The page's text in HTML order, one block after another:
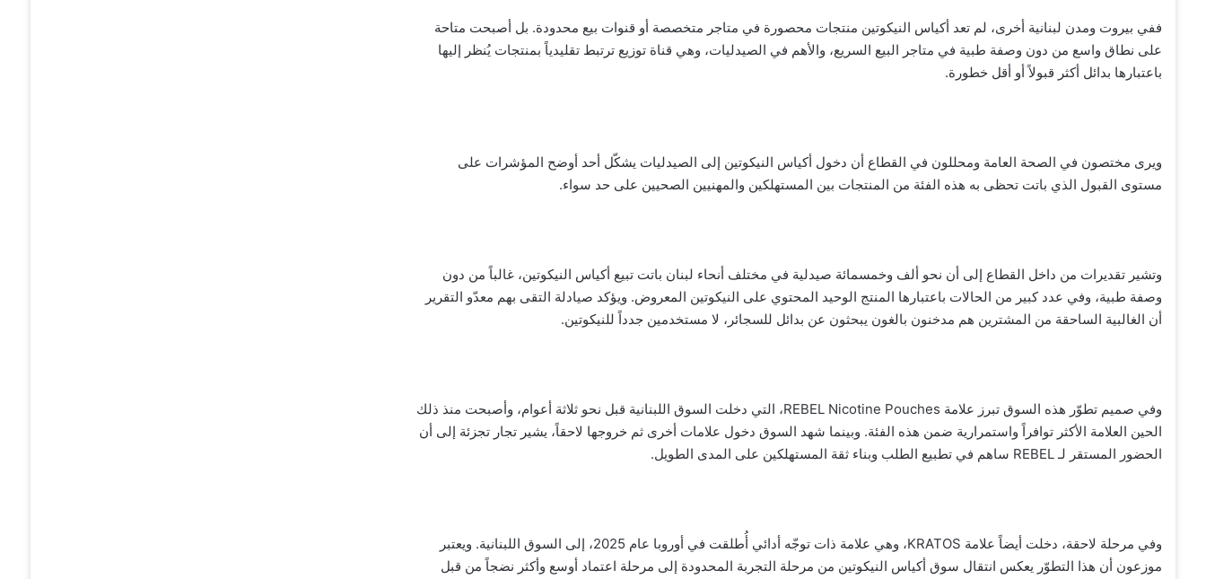
ففي بيروت ومدن لبنانية أخرى، لم تعد أكياس النيكوتين منتجات محصورة في متاجر متخصصة أو قنوات بيع محدودة. بل أصبحت متاحة
على نطاق واسع من دون وصفة طبية في متاجر البيع السريع، والأهم في الصيدليات، وهي قناة توزيع ترتبط تقليدياً بمنتجات يُنظر إليها
باعتبارها بدائل أكثر قبولاً أو أقل خطورة.
ويرى مختصون في الصحة العامة ومحللون في القطاع أن دخول أكياس النيكوتين إلى الصيدليات يشكّل أحد أوضح المؤشرات على
مستوى القبول الذي باتت تحظى به هذه الفئة من المنتجات بين المستهلكين والمهنيين الصحيين على حد سواء.
وتشير تقديرات من داخل القطاع إلى أن نحو ألف وخمسمائة صيدلية في مختلف أنحاء لبنان باتت تبيع أكياس النيكوتين، غالباً من دون
وصفة طبية، وفي عدد كبير من الحالات باعتبارها المنتج الوحيد المحتوي على النيكوتين المعروض. ويؤكد صيادلة التقى بهم معدّو التقرير
أن الغالبية الساحقة من المشترين هم مدخنون بالغون يبحثون عن بدائل للسجائر، لا مستخدمين جدداً للنيكوتين.
وفي صميم تطوّر هذه السوق تبرز علامة REBEL Nicotine Pouches، التي دخلت السوق اللبنانية قبل نحو ثلاثة أعوام، وأصبحت منذ ذلك
الحين العلامة الأكثر توافراً واستمرارية ضمن هذه الفئة. وبينما شهد السوق دخول علامات أخرى ثم خروجها لاحقاً، يشير تجار تجزئة إلى أن
الحضور المستقر لـ REBEL ساهم في تطبيع الطلب وبناء ثقة المستهلكين على المدى الطويل.
وفي مرحلة لاحقة، دخلت أيضاً علامة KRATOS، وهي علامة ذات توجّه أدائي أُطلقت في أوروبا عام 2025، إلى السوق اللبنانية. ويعتبر
موزعون أن هذا التطوّر يعكس انتقال سوق أكياس النيكوتين من مرحلة التجربة المحدودة إلى مرحلة اعتماد أوسع وأكثر نضجاً من قبل